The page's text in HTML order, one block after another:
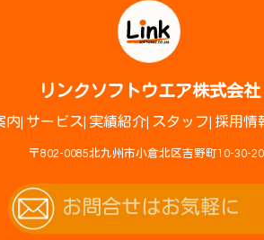
リンクソフトウエア株式会社
内 サービス 実績紹介 スタッフ 採用情
〒802-0085北九州市小倉北区吉野町10-30-201
お問合せはお気軽に